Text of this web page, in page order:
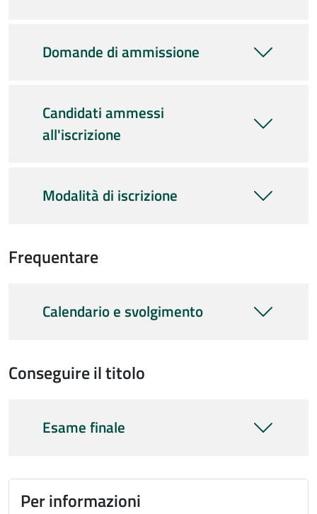
Domande di ammissione
Candidati ammessi
all'iscrizione
Modalità di iscrizione
Frequentare
Calendario e svolgimento
Conseguire il titolo
Esame finale
Per informazioni